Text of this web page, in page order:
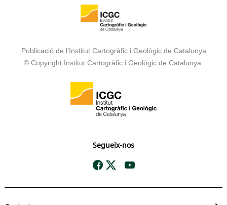
Publicació de l’Institut Cartogràfic i Geològic de Catalunya
© Copyright Institut Cartogràfic i Geològic de Catalunya.
Segueix-nos